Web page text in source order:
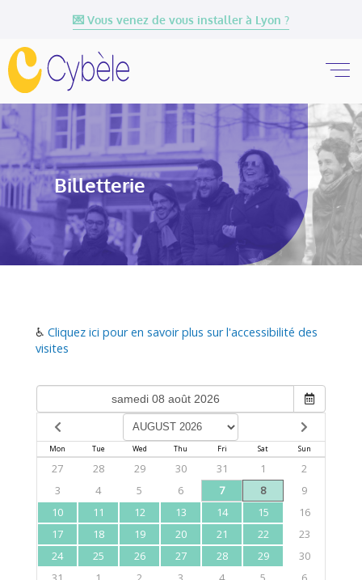
💌 Vous venez de vous installer à Lyon ?
Billetterie